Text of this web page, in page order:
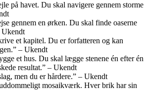
på havet. Du skal navigere gennem storme
gennem en ørken. Du skal finde oaserne
Ukendt
et kapitel. Du er forfatteren og kan
– Ukendt
et hus. Du skal lægge stenene én efter én
resultat.” – Ukendt
men du er hårdere.” – Ukendt
mosaikværk. Hver brik har sin